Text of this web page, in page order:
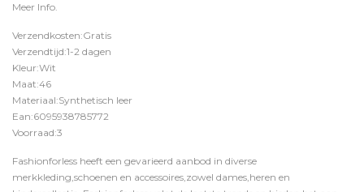
Meer Info.
Verzendkosten:Gratis
Verzendtijd:1-2 dagen
Kleur:Wit
Maat:46
Materiaal:Synthetisch leer
Ean:6095938785772
Voorraad:3
Fashionforless heeft een gevarieerd aanbod in diverse
merkkleding,schoenen en accessoires,zowel dames,heren en